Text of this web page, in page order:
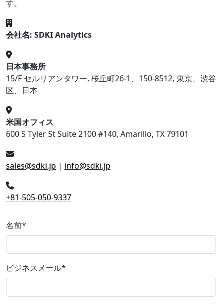
す。
会社名: SDKI Analytics
日本事務所
15/F セルリアンタワー, 桜丘町26-1、150-8512, 東京、渋谷
区、日本
米国オフィス
600 S Tyler St Suite 2100 #140, Amarillo, TX 79101
sales@sdki.jp | info@sdki.jp
+81-505-050-9337
名前*
ビジネスメール*